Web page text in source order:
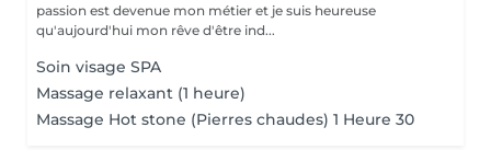
passion est devenue mon métier et je suis heureuse
qu'aujourd'hui mon rêve d'être ind...
Soin visage SPA
Massage relaxant (1 heure)
Massage Hot stone (Pierres chaudes) 1 Heure 30